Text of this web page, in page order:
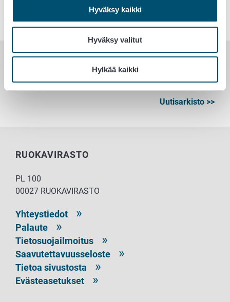
Hyväksy kaikki
Hyväksy valitut
Hylkää kaikki
Afrikkalainen sikarutto (ASF)
Uutisia yrityksille
Uutisarkisto >>
RUOKAVIRASTO
PL 100
00027 RUOKAVIRASTO
Yhteystiedot
Palaute
Tietosuojailmoitus
Saavutettavuusseloste
Tietoa sivustosta
Evästeasetukset